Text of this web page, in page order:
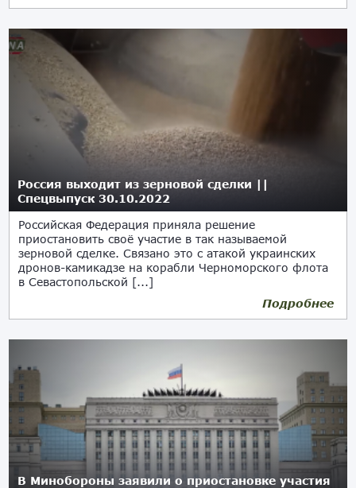
Россия выходит из зерновой сделки ||
Спецвыпуск 30.10.2022
Российская Федерация приняла решение
приостановить своё участие в так называемой
зерновой сделке. Связано это с атакой украинских
дронов-камикадзе на корабли Черноморского флота
в Севастопольской [...]
Подробнее
В Минобороны заявили о приостановке участия